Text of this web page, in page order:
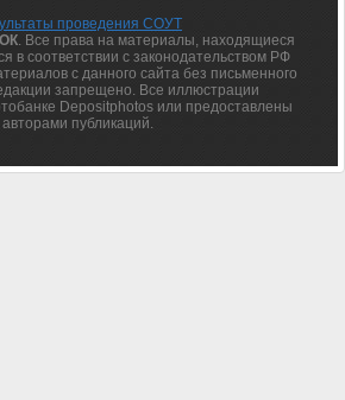
проведения СОУТ
. Все права на материалы, находящиеся
в соответствии с законодательством РФ
с данного сайта без письменного
запрещено. Все иллюстрации
Depositphotos или предоставлены
авторами публикаций.